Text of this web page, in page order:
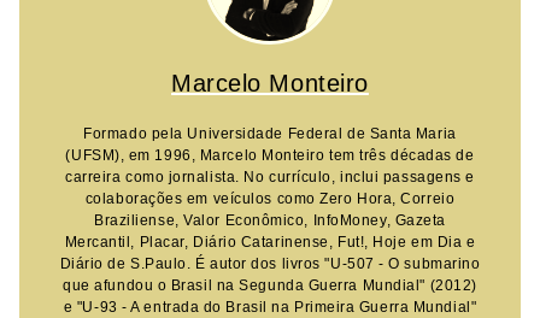
Marcelo Monteiro
Formado pela Universidade Federal de Santa Maria
(UFSM), em 1996, Marcelo Monteiro tem três décadas de
carreira como jornalista. No currículo, inclui passagens e
colaborações em veículos como Zero Hora, Correio
Braziliense, Valor Econômico, InfoMoney, Gazeta
Mercantil, Placar, Diário Catarinense, Fut!, Hoje em Dia e
Diário de S.Paulo. É autor dos livros "U-507 - O submarino
que afundou o Brasil na Segunda Guerra Mundial" (2012)
e "U-93 - A entrada do Brasil na Primeira Guerra Mundial"